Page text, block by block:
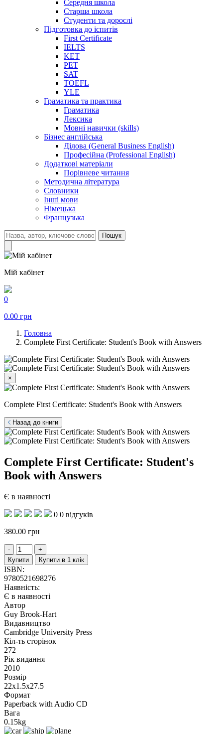
Середня школа
Старша школа
Студенти та дорослі
Підготовка до іспитів
First Certificate
IELTS
KET
PET
SAT
TOEFL
YLE
Граматика та практика
Граматика
Лексика
Мовні навички (skills)
Бізнес англійська
Ділова (General Business English)
Професійна (Professional English)
Додаткові матеріали
Порівневе читання
Методична література
Словники
Інші мови
Німецька
Французька
Пошук
Мій кабінет
0
0.00 грн
Головна
Complete First Certificate: Student's Book with Answers
×
Complete First Certificate: Student's Book with Answers
Назад до книги
Complete First Certificate: Student's
Book with Answers
Є в наявності
0 0 відгуків
380.00 грн
Купити Купити в 1 клік
ISBN:
9780521698276
Наявність:
Є в наявності
Автор
Guy Brook-Hart
Видавництво
Cambridge University Press
Кіл-ть сторінок
272
Рік видання
2010
Розмір
22x1.5x27.5
Формат
Paperback with Audio CD
Вага
0.15kg